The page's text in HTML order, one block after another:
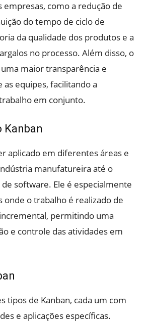
empresas, como a redução de
do tempo de ciclo de
da qualidade dos produtos e a
no processo. Além disso, o
maior transparência e
as equipes, facilitando a
em conjunto.
Kanban
aplicado em diferentes áreas e
manufatureira até o
software. Ele é especialmente
onde o trabalho é realizado de
permitindo uma
e controle das atividades em
tipos de Kanban, cada um com
e aplicações específicas.